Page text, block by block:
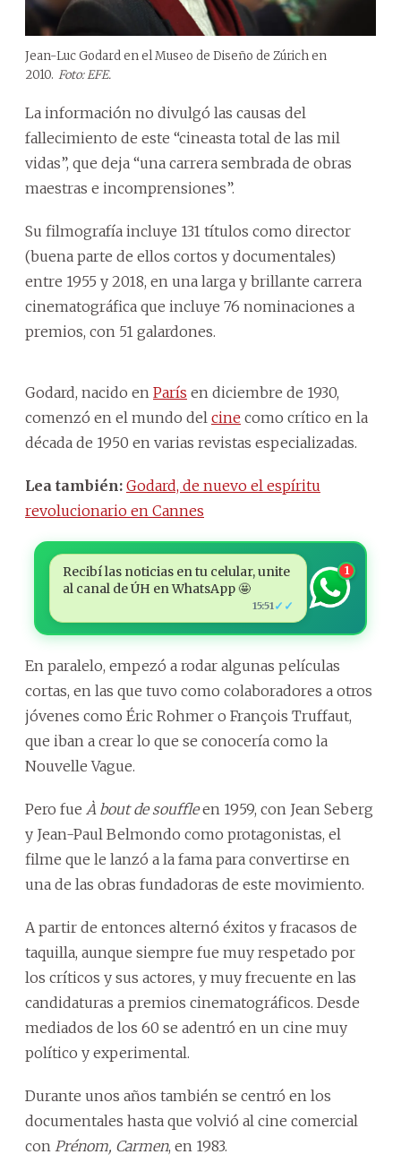
Jean-Luc Godard en el Museo de Diseño de Zúrich en
2010. Foto: EFE.
La información no divulgó las causas del
fallecimiento de este “cineasta total de las mil
vidas”, que deja “una carrera sembrada de obras
maestras e incomprensiones”.
Su filmografía incluye 131 títulos como director
(buena parte de ellos cortos y documentales)
entre 1955 y 2018, en una larga y brillante carrera
cinematográfica que incluye 76 nominaciones a
premios, con 51 galardones.
Godard, nacido en París en diciembre de 1930,
comenzó en el mundo del cine como crítico en la
década de 1950 en varias revistas especializadas.
Lea también: Godard, de nuevo el espíritu
revolucionario en Cannes
Recibí las noticias en tu celular, unite
al canal de ÚH en WhatsApp 🤩
15:51 ✓✓
1
En paralelo, empezó a rodar algunas películas
cortas, en las que tuvo como colaboradores a otros
jóvenes como Éric Rohmer o François Truffaut,
que iban a crear lo que se conocería como la
Nouvelle Vague.
Pero fue À bout de souffleen 1959, con Jean Seberg
y Jean-Paul Belmondo como protagonistas, el
filme que le lanzó a la fama para convertirse en
una de las obras fundadoras de este movimiento.
A partir de entonces alternó éxitos y fracasos de
taquilla, aunque siempre fue muy respetado por
los críticos y sus actores, y muy frecuente en las
candidaturas a premios cinematográficos. Desde
mediados de los 60 se adentró en un cine muy
político y experimental.
Durante unos años también se centró en los
documentales hasta que volvió al cine comercial
con Prénom, Carmen, en 1983.